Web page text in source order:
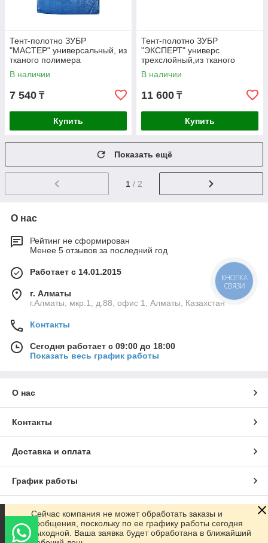
Тент-полотно ЗУБР
"МАСТЕР" универсальный, из
тканого полимера
плотностью 75 г/м3, с
люверсами,
В наличии
7 540 ₸
Купить
Тент-полотно ЗУБР
"ЭКСПЕРТ" универс
трехслойный,из тканого
полимера высокой плотности
120 г/м3,с
В наличии
11 600 ₸
Купить
Показать ещё
1 / 2
О нас
Рейтинг не сформирован
Менее 5 отзывов за последний год
Работает с 14.01.2015
г. Алматы
г.Алматы, мкр.1, д.88, офис 1, Алматы, Казахстан
Контакты
Сегодня работает с 09:00 до 18:00
Показать весь график работы
О нас
Контакты
Доставка и оплата
График работы
Полная версия сайта
Сайт создан на маркетплейсе Satu.kz
Сейчас компания не может обработать заказы и
сообщения, поскольку по ее графику работы сегодня
выходной. Ваша заявка будет обработана в ближайший
КНОПКА
СВЯЗИ